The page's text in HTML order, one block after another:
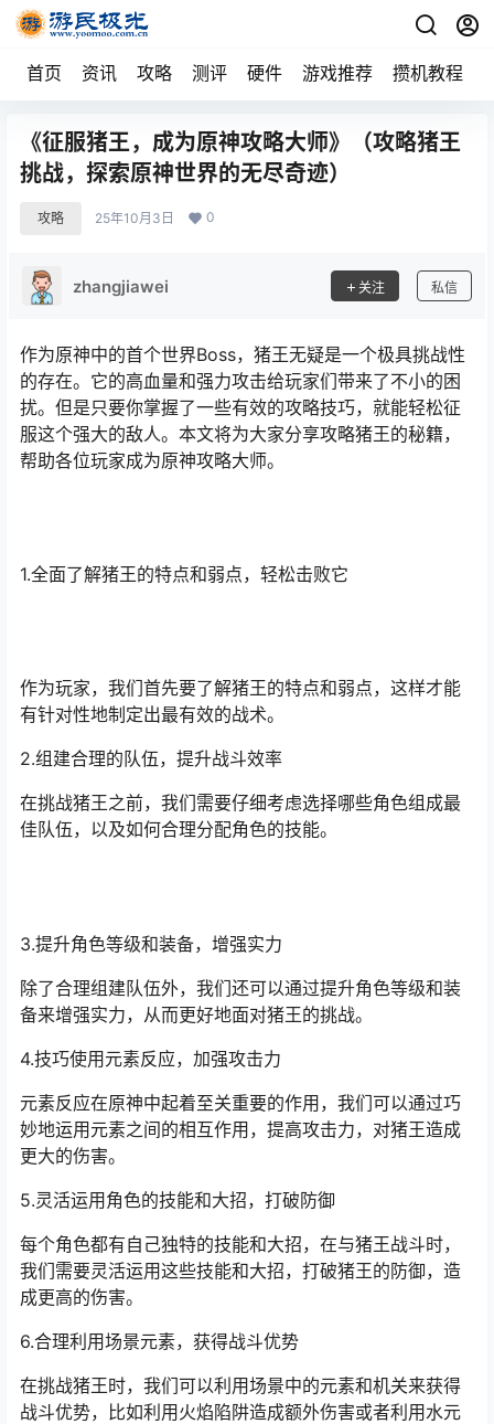
首页 资讯 攻略 测评 硬件 游戏推荐 攒机教程
《征服猪王，成为原神攻略大师》（攻略猪王
挑战，探索原神世界的无尽奇迹）
攻略 25年10月3日 0
zhangjiawei 关注 私信
作为原神中的首个世界Boss，猪王无疑是一个极具挑战性
的存在。它的高血量和强力攻击给玩家们带来了不小的困
扰。但是只要你掌握了一些有效的攻略技巧，就能轻松征
服这个强大的敌人。本文将为大家分享攻略猪王的秘籍，
帮助各位玩家成为原神攻略大师。
1.全面了解猪王的特点和弱点，轻松击败它
作为玩家，我们首先要了解猪王的特点和弱点，这样才能
有针对性地制定出最有效的战术。
2.组建合理的队伍，提升战斗效率
在挑战猪王之前，我们需要仔细考虑选择哪些角色组成最
佳队伍，以及如何合理分配角色的技能。
3.提升角色等级和装备，增强实力
除了合理组建队伍外，我们还可以通过提升角色等级和装
备来增强实力，从而更好地面对猪王的挑战。
4.技巧使用元素反应，加强攻击力
元素反应在原神中起着至关重要的作用，我们可以通过巧
妙地运用元素之间的相互作用，提高攻击力，对猪王造成
更大的伤害。
5.灵活运用角色的技能和大招，打破防御
每个角色都有自己独特的技能和大招，在与猪王战斗时，
我们需要灵活运用这些技能和大招，打破猪王的防御，造
成更高的伤害。
6.合理利用场景元素，获得战斗优势
在挑战猪王时，我们可以利用场景中的元素和机关来获得
战斗优势，比如利用火焰陷阱造成额外伤害或者利用水元